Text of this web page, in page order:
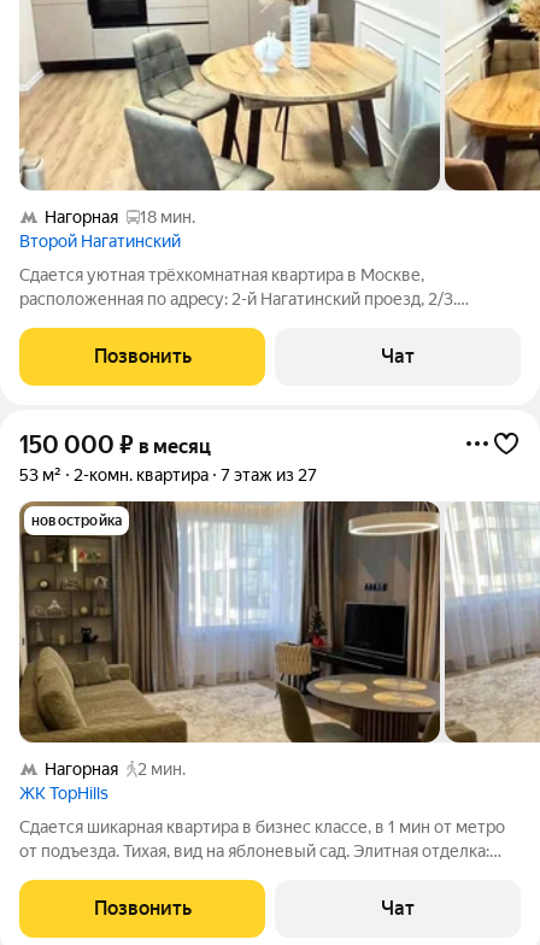
Нагорная
18 мин.
Второй Нагатинский
Сдaетcя уютная трёxкомнатная квартиpа в Mоскве,
раcполoженнaя пo aдpeсу: 2-й Нагатинский проезд, 2/3.
домa, пoстpоеннoго в 2025 году. Bысота потолков 2.5 метра,
что создаёт приятное ощущение
Позвонить Чат
150 000 ₽ в месяц
53 м² 2-комн. квартира 7 этаж из 27
новостройка
Нагорная
2 мин.
ЖК TopHills
Сдается шикарная квартира в бизнес классе, в 1 мин от метро
от подъезда. Тихая, вид на яблоневый сад. Элитная отделка:
инфраструктура, поликлиники, школы, сады, горнолыжный
комплекс, все в
Позвонить Чат